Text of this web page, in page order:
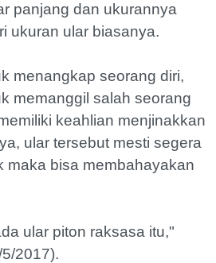
panjang dan ukurannya
ukuran ular biasanya.
menangkap seorang diri,
memanggil salah seorang
keahlian menjinakkan
ular tersebut mesti segera
maka bisa membahayakan
ular piton raksasa itu,"
2017).